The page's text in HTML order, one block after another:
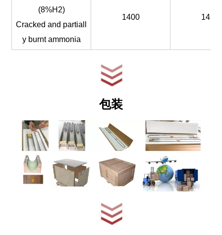
(8%H2)
Cracked and partiall
y burnt ammonia
1400 1450
包装